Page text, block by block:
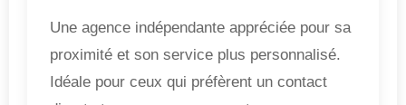
Une agence indépendante appréciée pour sa
proximité et son service plus personnalisé.
Idéale pour ceux qui préfèrent un contact